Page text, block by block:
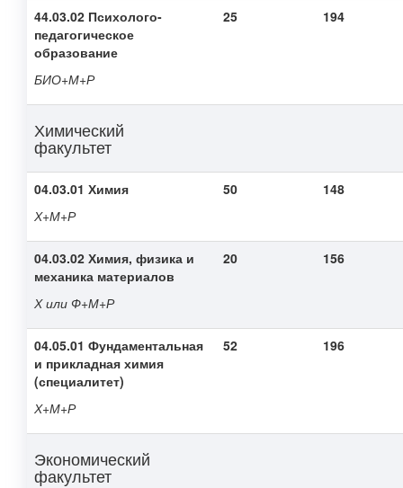
44.03.02 Психолого-
педагогическое
образование
БИО+М+Р
25 194
Химический
факультет
04.03.01 Химия
Х+М+Р
50 148
04.03.02 Химия, физика и
механика материалов
Х или Ф+М+Р
20 156
04.05.01 Фундаментальная
и прикладная химия
(специалитет)
Х+М+Р
52 196
Экономический
факультет